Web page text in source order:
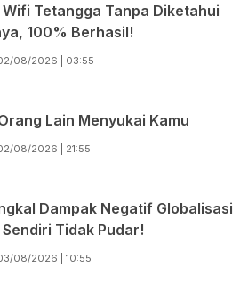
Tetangga Tanpa Diketahui
100% Berhasil!
08/2026 | 03:55
Lain Menyukai Kamu
08/2026 | 21:55
Dampak Negatif Globalisasi
Tidak Pudar!
08/2026 | 10:55